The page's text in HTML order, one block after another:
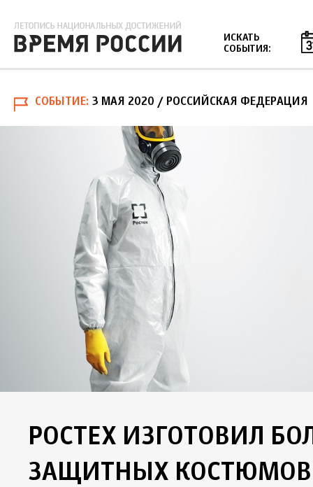
ИСКАТЬ
СОБЫТИЯ:
СОБЫТИЕ 3 МАЯ 2020 / РОССИЙСКАЯ ФЕДЕРАЦИЯ
РОСТЕХ ИЗГОТОВИЛ
ЗАЩИТНЫХ